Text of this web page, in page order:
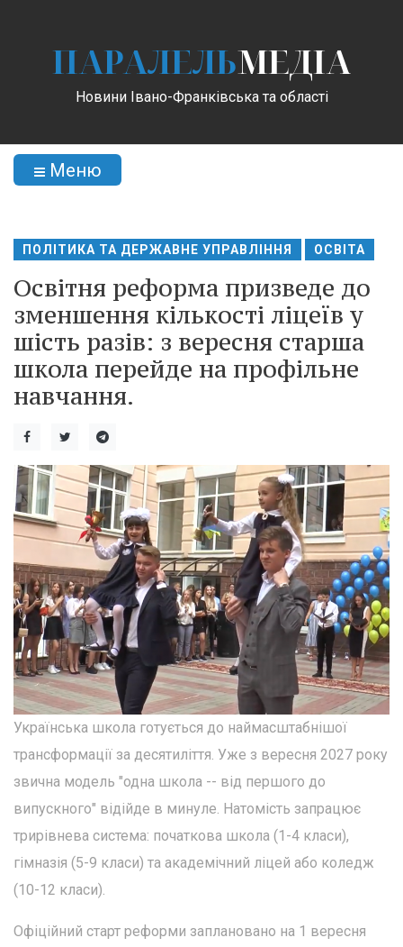
ПАРАЛЕЛЬМЕДІА
Новини Івано-Франківська та області
Меню
ПОЛІТИКА ТА ДЕРЖАВНЕ УПРАВЛІННЯ ОСВІТА
Освітня реформа призведе до
зменшення кількості ліцеїв у
шість разів: з вересня старша
школа перейде на профільне
навчання.
Українська школа готується до наймасштабнішої
трансформації за десятиліття. Уже з вересня 2027 року
звична модель "одна школа -- від першого до
випускного" відійде в минуле. Натомість запрацює
трирівнева система: початкова школа (1-4 класи),
гімназія (5-9 класи) та академічний ліцей або коледж
(10-12 класи).
Офіційний старт реформи заплановано на 1 вересня